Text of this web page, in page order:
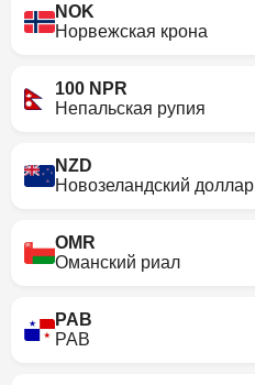
NOK
Норвежская крона
100 NPR
Непальская рупия
NZD
Новозеландский доллар
OMR
Оманский риал
PAB
PAB